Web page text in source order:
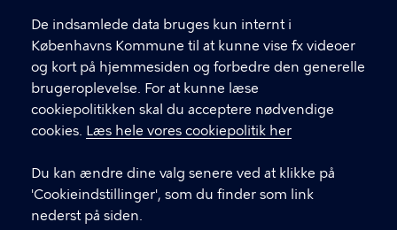
De indsamlede data bruges kun internt i
Københavns Kommune til at kunne vise fx videoer
og kort på hjemmesiden og forbedre den generelle
brugeroplevelse. For at kunne læse
cookiepolitikken skal du acceptere nødvendige
cookies. Læs hele vores cookiepolitik her
Du kan ændre dine valg senere ved at klikke på
'Cookieindstillinger', som du finder som link
nederst på siden.
fFind andre kontakter her
CVR-nummer64942212
GENVEJE
Digital Post
Databeskyttelse